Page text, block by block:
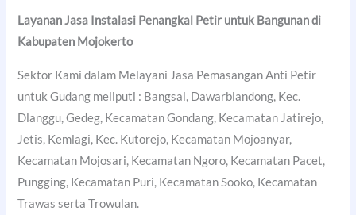
Layanan Jasa Instalasi Penangkal Petir untuk Bangunan di
Kabupaten Mojokerto
Sektor Kami dalam Melayani Jasa Pemasangan Anti Petir
untuk Gudang meliputi : Bangsal, Dawarblandong, Kec.
Dlanggu, Gedeg, Kecamatan Gondang, Kecamatan Jatirejo,
Jetis, Kemlagi, Kec. Kutorejo, Kecamatan Mojoanyar,
Kecamatan Mojosari, Kecamatan Ngoro, Kecamatan Pacet,
Pungging, Kecamatan Puri, Kecamatan Sooko, Kecamatan
Trawas serta Trowulan.